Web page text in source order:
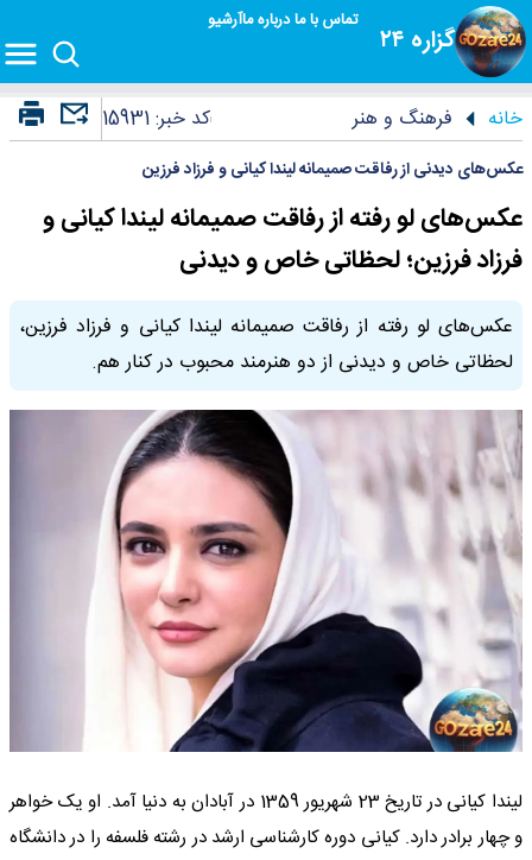
گزاره ۲۴
تماس با مادرباره ماآرشیو
خانه فرهنگ و هنر کد خبر:15931
عکس‌های دیدنی از رفاقت صمیمانه لیندا کیانی و فرزاد فرزین
عکس‌های لو رفته از رفاقت صمیمانه لیندا کیانی و
فرزاد فرزین؛ لحظاتی خاص و دیدنی
عکس‌های لو رفته از رفاقت صمیمانه لیندا کیانی و فرزاد فرزین،
لحظاتی خاص و دیدنی از دو هنرمند محبوب در کنار هم.
لیندا کیانی در تاریخ 23 شهریور 1359 در آبادان به دنیا آمد. او یک خواهر
و چهار برادر دارد. کیانی دوره کارشناسی ارشد در رشته فلسفه را در دانشگاه